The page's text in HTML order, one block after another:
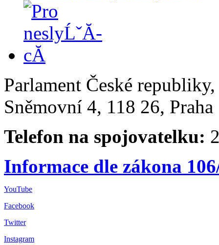
Parlament České
Sněmovní 4, 118 26,
Telefon na spojovatelku:
Informace dle zákona
YouTube
Facebook
Twitter
Instagram